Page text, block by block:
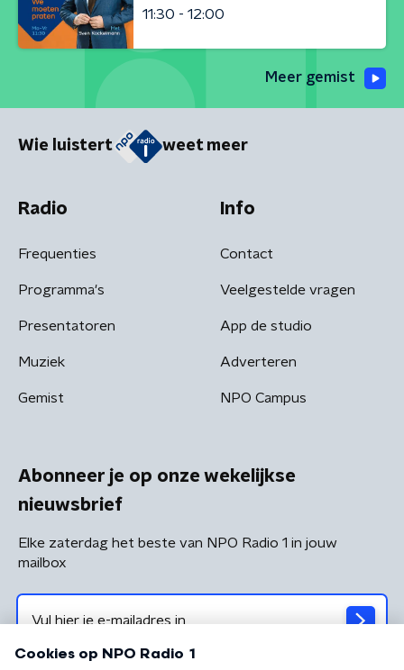
11:30 - 12:00
Meer gemist
Wie luistert weet meer
Radio
Frequenties
Programma's
Presentatoren
Muziek
Gemist
Info
Contact
Veelgestelde vragen
App de studio
Adverteren
NPO Campus
Abonneer je op onze wekelijkse
nieuwsbrief
Elke zaterdag het beste van NPO Radio 1 in jouw
mailbox